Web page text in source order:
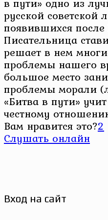
русской советской
появившихся
Писательница
решает в нем
проблемы нашего
большое место
проблемы морали
«Битва в пути»
честному
Вам нравится это?2
Слушать онлайн
Вход на сайт